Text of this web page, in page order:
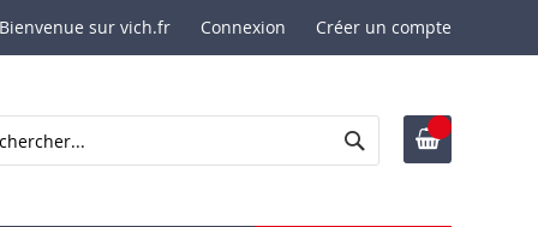
Bienvenue sur vich.fr Connexion Créer un compte
Rechercher